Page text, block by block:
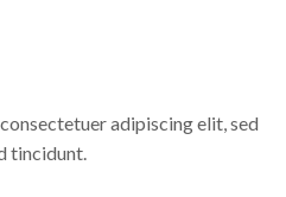
adipiscing elit, sed
tincidunt.